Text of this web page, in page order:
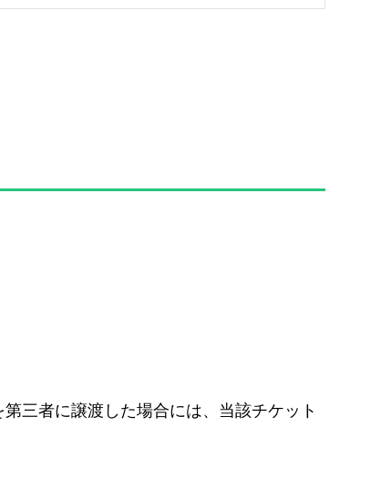
三者に譲渡した場合には、当該チケット